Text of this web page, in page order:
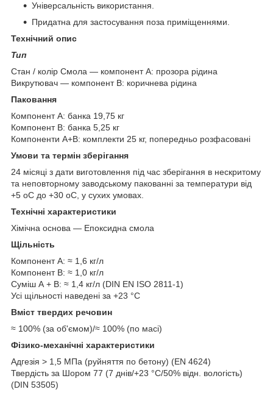
Універсальність використання.
Придатна для застосування поза приміщеннями.
Технічний опис
Тип
Стан / колір Смола — компонент A: прозора рідина
Викрутювач — компонент B: коричнева рідина
Паковання
Компонент A: банка 19,75 кг
Компонент B: банка 5,25 кг
Компоненти A+B: комплекти 25 кг, попередньо розфасовані
Умови та термін зберігання
24 місяці з дати виготовлення під час зберігання в нескритому
та неповторному заводському пакованні за температури від
+5 oС до +30 oС, у сухих умовах.
Технічні характеристики
Хімічна основа — Епоксидна смола
Щільність
Компонент A: ≈ 1,6 кг/л
Компонент B: ≈ 1,0 кг/л
Суміш А + В: ≈ 1,4 кг/л (DIN EN ISO 2811-1)
Усі щільності наведені за +23 °C
Вміст твердих речовин
≈ 100% (за об'ємом)/≈ 100% (по масі)
Фізико-механічні характеристики
Адгезія > 1,5 МПа (руйняття по бетону) (EN 4624)
Твердість за Шором 77 (7 днів/+23 °C/50% відн. вологість)
(DIN 53505)